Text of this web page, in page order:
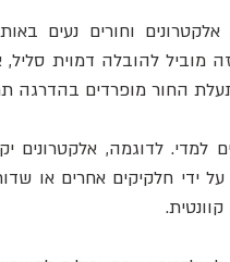
החור מופרדים בהדרגה